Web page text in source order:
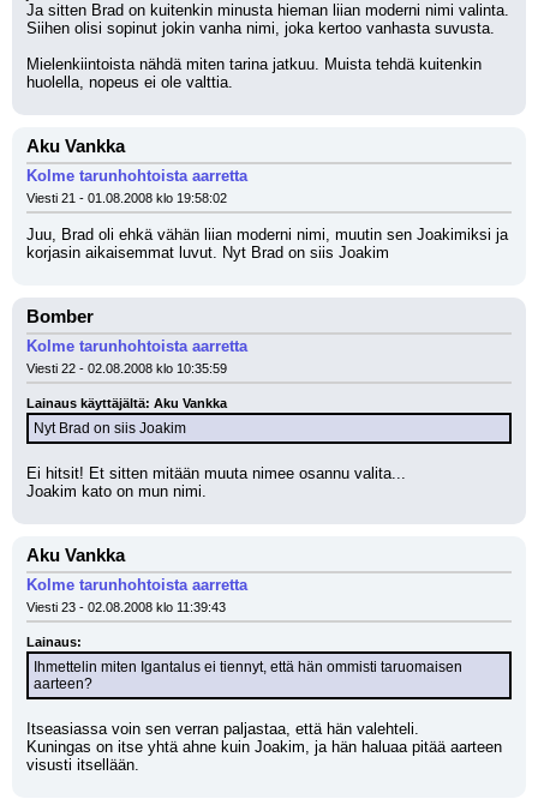
Ja sitten Brad on kuitenkin minusta hieman liian moderni nimi valinta.
Siihen olisi sopinut jokin vanha nimi, joka kertoo vanhasta suvusta.
Mielenkiintoista nähdä miten tarina jatkuu. Muista tehdä kuitenkin
huolella, nopeus ei ole valttia.
Aku Vankka
Kolme tarunhohtoista aarretta
Viesti 21 - 01.08.2008 klo 19:58:02
Juu, Brad oli ehkä vähän liian moderni nimi, muutin sen Joakimiksi ja
korjasin aikaisemmat luvut. Nyt Brad on siis Joakim
Bomber
Kolme tarunhohtoista aarretta
Viesti 22 - 02.08.2008 klo 10:35:59
Lainaus käyttäjältä: Aku Vankka
Nyt Brad on siis Joakim
Ei hitsit! Et sitten mitään muuta nimee osannu valita...
Joakim kato on mun nimi.
Aku Vankka
Kolme tarunhohtoista aarretta
Viesti 23 - 02.08.2008 klo 11:39:43
Lainaus:
Ihmettelin miten Igantalus ei tiennyt, että hän ommisti taruomaisen
aarteen?
Itseasiassa voin sen verran paljastaa, että hän valehteli.
Kuningas on itse yhtä ahne kuin Joakim, ja hän haluaa pitää aarteen
visusti itsellään.